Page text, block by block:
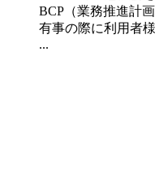
BCP（業務推進計
有事の際に利用者
...